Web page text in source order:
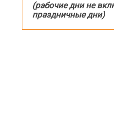
(рабочие дни не
праздничные дни)